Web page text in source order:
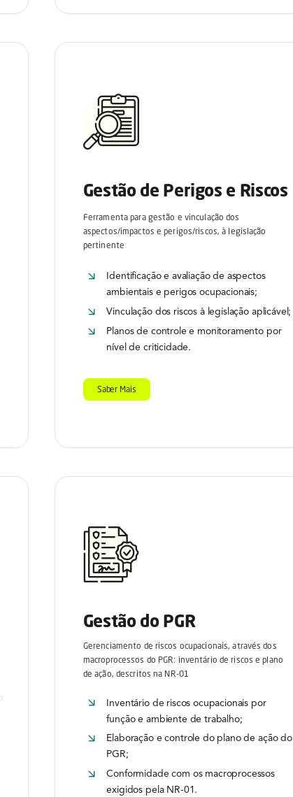
Gestão de Perigos e Riscos
Ferramenta para gestão e vinculação dos
aspectos/impactos e perigos/riscos, à legislação
pertinente
Identificação e avaliação de aspectos
ambientais e perigos ocupacionais;
Vinculação dos riscos à legislação aplicável;
Planos de controle e monitoramento por
nível de criticidade.
Saber Mais
Gestão do PGR
Gerenciamento de riscos ocupacionais, através dos
macroprocessos do PGR: inventário de riscos e plano
de ação, descritos na NR-01
Inventário de riscos ocupacionais por
função e ambiente de trabalho;
Elaboração e controle do plano de ação do
PGR;
Conformidade com os macroprocessos
exigidos pela NR-01.